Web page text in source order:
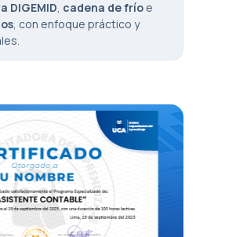
DIGEMID cadena de frío e
, con enfoque práctico y